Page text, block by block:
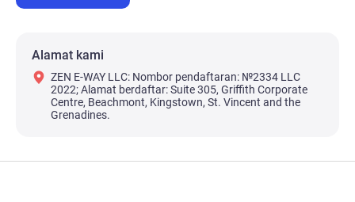
Alamat kami
ZEN E-WAY LLC: Nombor pendaftaran: №2334 LLC
2022; Alamat berdaftar: Suite 305, Griffith Corporate
Centre, Beachmont, Kingstown, St. Vincent and the
Grenadines.